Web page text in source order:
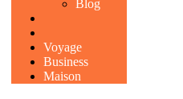
Blog
Voyage
Business
Maison